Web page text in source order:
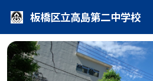
板橋区立高島第二中学校